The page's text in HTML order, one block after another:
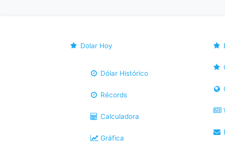
Dolar Hoy
Dólar Histórico
Récords
Calculadora
Gráfica